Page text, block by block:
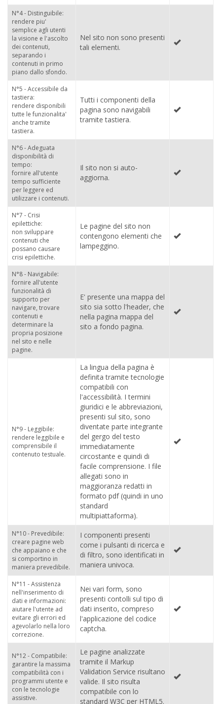
N°4 - Distinguibile:
rendere piu'
semplice agli utenti
la visione e l'ascolto
dei contenuti,
separando i
contenuti in primo
piano dallo sfondo.
Nel sito non sono presenti
tali elementi.
N°5 - Accessibile da
tastiera:
rendere disponibili
tutte le funzionalita'
anche tramite
tastiera.
Tutti i componenti della
pagina sono navigabili
tramite tastiera.
N°6 - Adeguata
disponibilità di
tempo:
fornire all'utente
tempo sufficiente
per leggere ed
utilizzare i contenuti.
Il sito non si auto-
aggiorna.
N°7 - Crisi
epilettiche:
non sviluppare
contenuti che
possano causare
crisi epilettiche.
Le pagine del sito non
contengono elementi che
lampeggino.
N°8 - Navigabile:
fornire all'utente
funzionalità di
supporto per
navigare, trovare
contenuti e
determinare la
propria posizione
nel sito e nelle
pagine.
E' presente una mappa del
sito sia sotto l'header, che
nella pagina mappa del
sito a fondo pagina.
N°9 - Leggibile:
rendere leggibile e
comprensibile il
contenuto testuale.
La lingua della pagina è
definita tramite tecnologie
compatibili con
l'accessibilità. I termini
giuridici e le abbreviazioni,
presenti sul sito, sono
diventate parte integrante
del gergo del testo
immediatamente
circostante e quindi di
facile comprensione. I file
allegati sono in
maggioranza redatti in
formato pdf (quindi in uno
standard
multipiattaforma).
N°10 - Prevedibile:
creare pagine web
che appaiano e che
si comportino in
maniera prevedibile.
I componenti presenti
come i pulsanti di ricerca e
di filtro, sono identificati in
maniera univoca.
N°11 - Assistenza
nell'inserimento di
dati e informazioni:
aiutare l'utente ad
evitare gli errori ed
agevolarlo nella loro
correzione.
Nei vari form, sono
presenti contolli sul tipo di
dati inserito, compreso
l'applicazione del codice
captcha.
N°12 - Compatibile:
garantire la massima
compatibilità con i
programmi utente e
con le tecnologie
assistive.
Le pagine analizzate
tramite il Markup
Validation Service risultano
valide. Il sito risulta
compatibile con lo
standard W3C per HTML5.